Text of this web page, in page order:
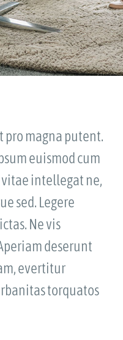
pro magna putent.
euismod cum
intellegat ne,
sed. Legere
Ne vis
deserunt
evertitur
torquatos